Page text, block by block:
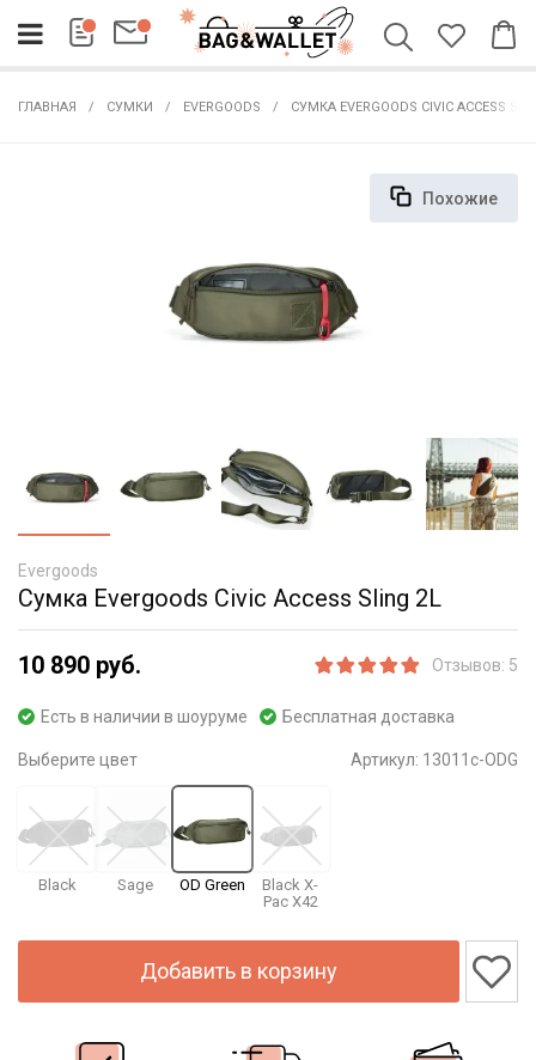
ГЛАВНАЯ СУМКИ EVERGOODS СУМКА EVERGOODS CIVIC ACCESS
Похожие
Evergoods
Сумка Evergoods Civic Access Sling 2L
10 890 руб. Отзывов: 5
Есть в наличии в шоуруме Бесплатная доставка
Выберите цвет Артикул: 13011c-ODG
Black Sage OD Green
Black X-
Pac X42
Добавить в корзину